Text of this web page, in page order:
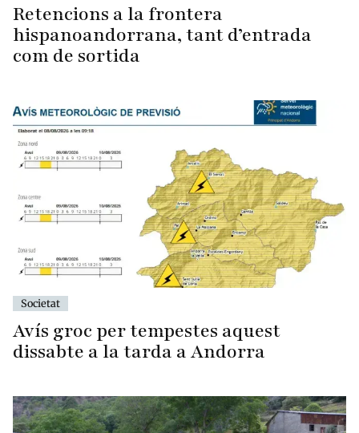
Retencions a la frontera
hispanoandorrana, tant d’entrada
com de sortida
Societat
Avís groc per tempestes aquest
dissabte a la tarda a Andorra